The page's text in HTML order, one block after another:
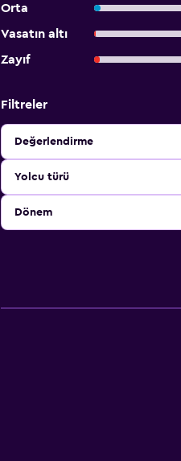
Orta
Vasatın altı
Zayıf
Filtreler
Değerlendirme
Yolcu türü
Dönem